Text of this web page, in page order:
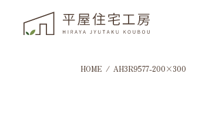
HOME AH3R9577-200×300